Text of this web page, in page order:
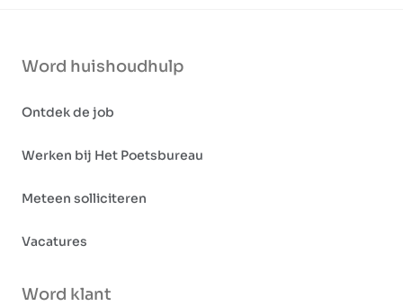
Word huishoudhulp
Ontdek de job
Werken bij Het Poetsbureau
Meteen solliciteren
Vacatures
Word klant